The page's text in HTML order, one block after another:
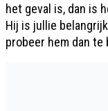
het geval is, dan is
Hij is jullie
probeer hem dan te